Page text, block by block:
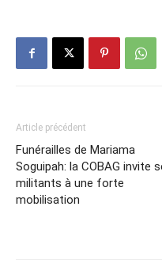
Article précédent
Funérailles de Mariama
Soguipah: la COBAG invite
militants à une forte
mobilisation